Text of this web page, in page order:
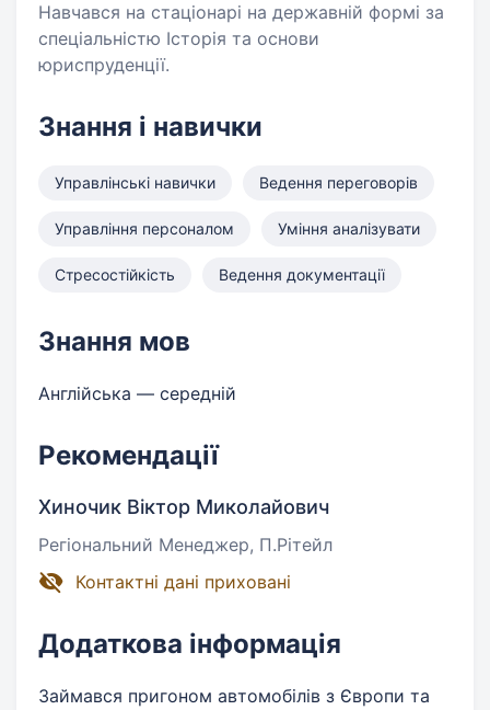
Навчався на стаціонарі на державній формі за
спеціальністю Історія та основи
юриспруденції.
Знання і навички
Управлінські навички Ведення переговорів
Управління персоналом Уміння аналізувати
Стресостійкість Ведення документації
Знання мов
Англійська — середній
Рекомендації
Хиночик Віктор Миколайович
Регіональний Менеджер, П.Рітейл
Контактні дані приховані
Додаткова інформація
Займався пригоном автомобілів з Європи та